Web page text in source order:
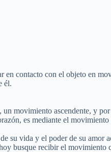
en contacto con el objeto en
él.
movimiento ascendente, y
es mediante el
su vida y el poder de su
busque recibir el